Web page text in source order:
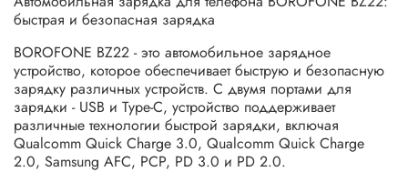
быстрая и безопасная зарядка
BOROFONE BZ22 - это автомобильное зарядное
устройство, которое обеспечивает быструю и безопасную
зарядку различных устройств. С двумя портами для
зарядки - USB и Type-C, устройство поддерживает
различные технологии быстрой зарядки, включая
Qualcomm Quick Charge 3.0, Qualcomm Quick Charge
2.0, Samsung AFC, PCP, PD 3.0 и PD 2.0.